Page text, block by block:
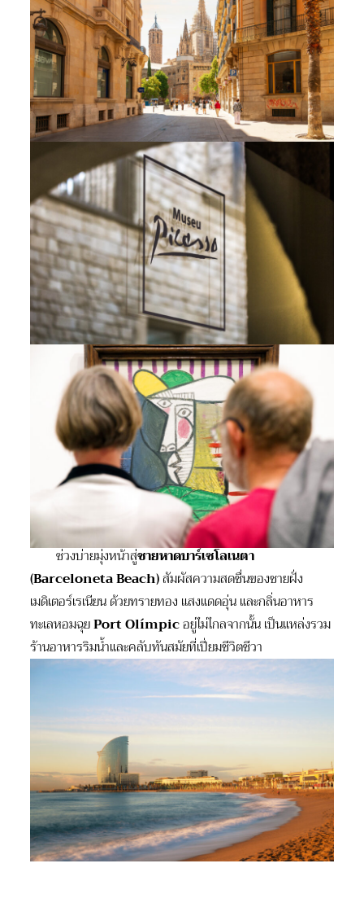
ช่วงบ่ายมุ่งหน้าสู่ชายหาดบาร์เซโลเนตา
(Barceloneta Beach)สัมผัสความสดชื่นของชายฝั่ง
เมดิเตอร์เรเนียน ด้วยทรายทอง แสงแดดอุ่น และกลิ่นอาหาร
ทะเลหอมฉุยPort Olímpicอยู่ไม่ไกลจากนั้น เป็นแหล่งรวม
ร้านอาหารริมน้ำและคลับทันสมัยที่เปี่ยมชีวิตชีวา